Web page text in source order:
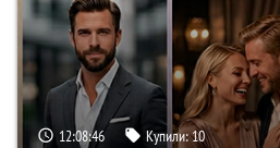
12:08:46 Купили:10